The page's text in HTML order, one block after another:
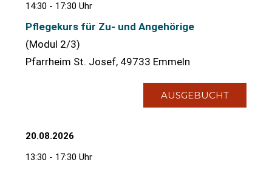
14:30 - 17:30 Uhr
Pflegekurs für Zu- und Angehörige
(Modul 2/3)
Pfarrheim St. Josef, 49733 Emmeln
AUSGEBUCHT
20.08.2026
13:30 - 17:30 Uhr